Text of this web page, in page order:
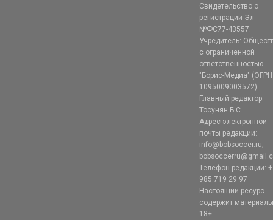
Свидетельство о
регистрации Эл
№ФС77-43557.
Учредитель:
с ограниченной
ответственностью
"Борис-Медиа" (ОГРН
1095009003572)
Главный редактор:
Тосунян Б.С.
Адрес электронной
почты редакции:
info@bobsoccer.ru;
Телефон редакции:
985 719 29 97
Настоящий ресурс
содержит
18+